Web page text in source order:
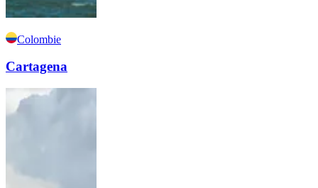
Colombie
Cartagena